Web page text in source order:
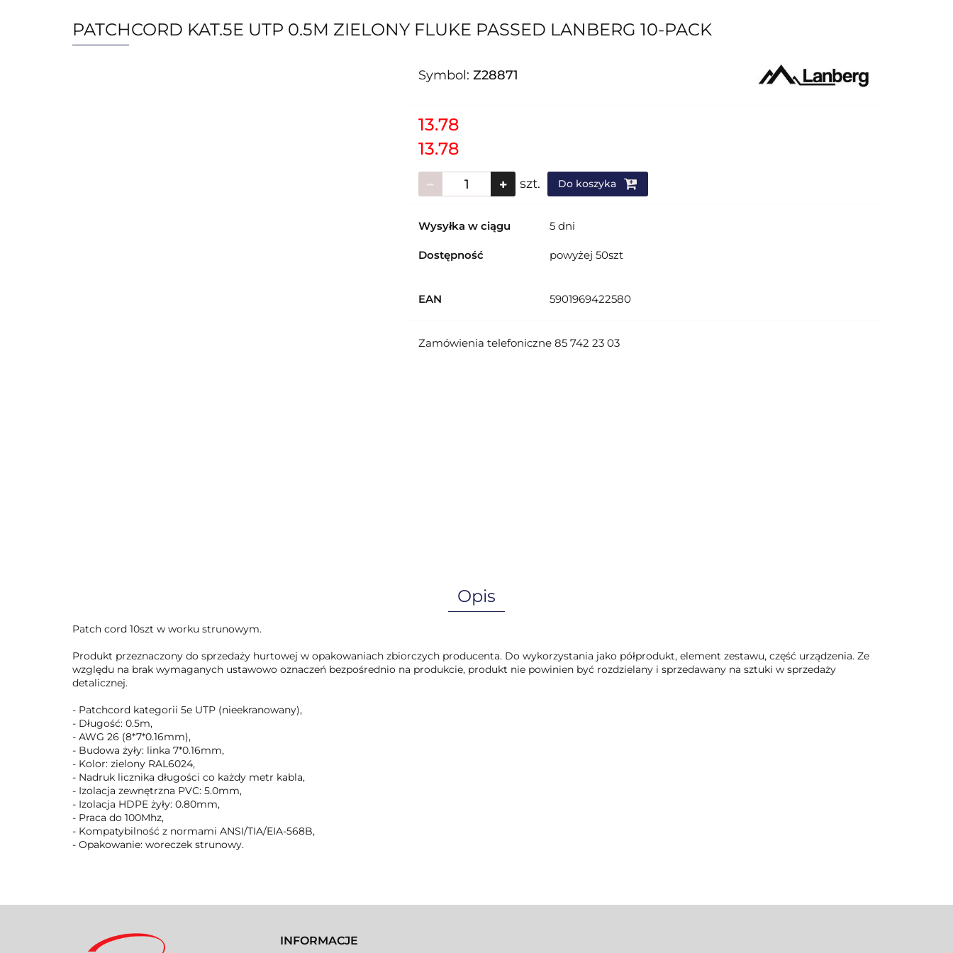
PATCHCORD KAT.5E UTP 0.5M ZIELONY FLUKE PASSED LANBERG 10-PACK
Symbol: Z28871
13.78
13.78
szt. Do koszyka
Wysyłka w ciągu 5 dni
Dostępność powyżej 50szt
EAN 5901969422580
Zamówienia telefoniczne 85 742 23 03
Opis
Patch cord 10szt w worku strunowym.
Produkt przeznaczony do sprzedaży hurtowej w opakowaniach zbiorczych producenta. Do wykorzystania jako półprodukt, element zestawu, część urządzenia. Ze
względu na brak wymaganych ustawowo oznaczeń bezpośrednio na produkcie, produkt nie powinien być rozdzielany i sprzedawany na sztuki w sprzedaży
detalicznej.
- Patchcord kategorii 5e UTP (nieekranowany),
- Długość: 0.5m,
- AWG 26 (8*7*0.16mm),
- Budowa żyły: linka 7*0.16mm,
- Kolor: zielony RAL6024,
- Nadruk licznika długości co każdy metr kabla,
- Izolacja zewnętrzna PVC: 5.0mm,
- Izolacja HDPE żyły: 0.80mm,
- Praca do 100Mhz,
- Kompatybilność z normami ANSI/TIA/EIA-568B,
- Opakowanie: woreczek strunowy.
INFORMACJE